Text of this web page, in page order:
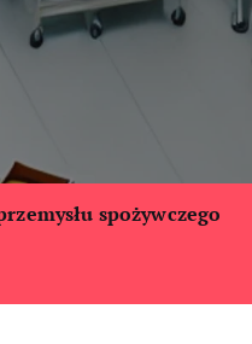
spożywczego